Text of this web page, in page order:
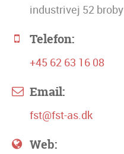
industrivej 52 broby
Telefon:
+45 62 63 16 08
Email:
fst@fst-as.dk
Web: